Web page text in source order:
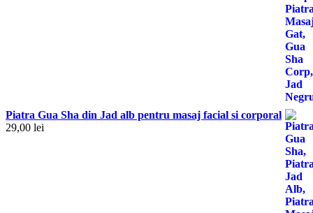
Piatra Gua Sha din Jad alb pentru masaj facial si corporal
29,00 lei